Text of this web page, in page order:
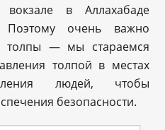
в Аллахабаде
Поэтому очень важно
толпы — мы стараемся
толпой в местах
людей, чтобы
безопасности.